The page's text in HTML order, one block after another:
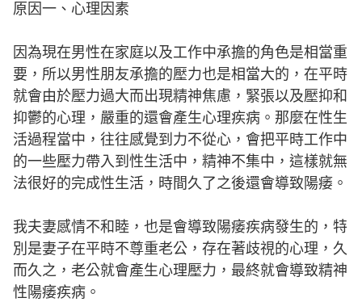
原因一、心理因素
因為現在男性在家庭以及工作中承擔的角色是相當重
要，所以男性朋友承擔的壓力也是相當大的，在平時
就會由於壓力過大而出現精神焦慮，緊張以及壓抑和
抑鬱的心理，嚴重的還會產生心理疾病。那麼在性生
活過程當中，往往感覺到力不從心，會把平時工作中
的一些壓力帶入到性生活中，精神不集中，這樣就無
法很好的完成性生活，時間久了之後還會導致陽痿。
我夫妻感情不和睦，也是會導致陽痿疾病發生的，特
別是妻子在平時不尊重老公，存在著歧視的心理，久
而久之，老公就會產生心理壓力，最終就會導致精神
性陽痿疾病。